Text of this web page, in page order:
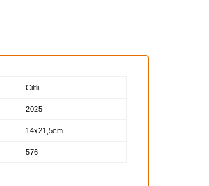
Ciltli
2025
14x21,5cm
576